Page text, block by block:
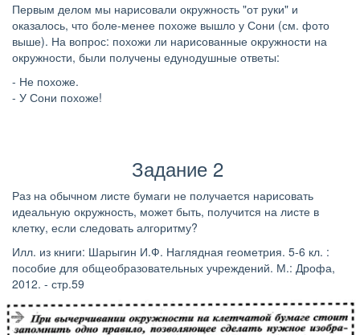
Первым делом мы нарисовали окружность "от руки" и
оказалось, что боле-менее похоже вышло у Сони (см. фото
выше). На вопрос: похожи ли нарисованные окружности на
окружности, были получены едунодушные ответы:
- Не похоже.
- У Сони похоже!
Задание 2
Раз на обычном листе бумаги не получается нарисовать
идеальную окружность, может быть, получится на листе в
клетку, если следовать алгоритму?
Илл. из книги: Шарыгин И.Ф. Наглядная геометрия. 5-6 кл. :
пособие для общеобразовательных учреждений. М.: Дрофа,
2012. - стр.59